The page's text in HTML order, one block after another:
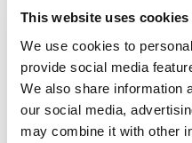
This website uses cookies
We use cookies to
provide social media
We also share information
our social media,
may combine it with other
zetten? Stel je voor: je
en bedoelingen een
jaar moet je de stekker